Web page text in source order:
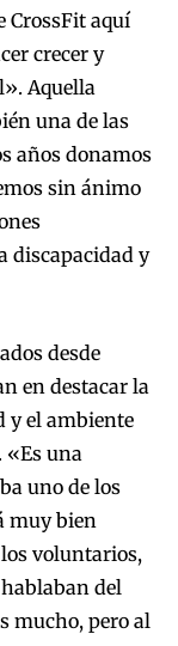
CrossFit aquí
crecer y
Aquella
una de las
años donamos
sin ánimo
discapacidad y
desde
en destacar la
y el ambiente
«Es una
uno de los
muy bien
voluntarios,
del
mucho, pero al